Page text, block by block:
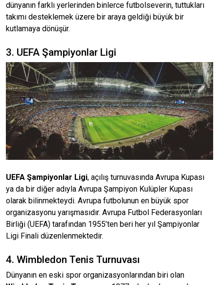
dünyanın farklı yerlerinden binlerce futbolseverin, tuttukları
takımı desteklemek üzere bir araya geldiği büyük bir
kutlamaya dönüşür.
3. UEFA Şampiyonlar Ligi
UEFA Şampiyonlar Ligi, açılış turnuvasında Avrupa Kupası
ya da bir diğer adıyla Avrupa Şampiyon Kulüpler Kupası
olarak bilinmekteydi. Avrupa futbolunun en büyük spor
organizasyonu yarışmasıdır. Avrupa Futbol Federasyonları
Birliği (UEFA) tarafından 1955’ten beri her yıl Şampiyonlar
Ligi Finali düzenlenmektedir.
4. Wimbledon Tenis Turnuvası
Dünyanın en eski spor organizasyonlarından biri olan